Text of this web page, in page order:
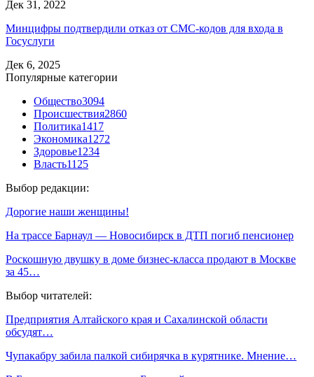
Дек 31, 2022
Минцифры подтвердили отказ от СМС-кодов для входа в
Госуслуги
Дек 6, 2025
Популярные категории
Общество3094
Происшествия2860
Политика1417
Экономика1272
Здоровье1234
Власть1125
Выбор редакции:
Дорогие наши женщины!
На трассе Барнаул — Новосибирск в ДТП погиб пенсионер
Роскошную двушку в доме бизнес-класса продают в Москве
за 45…
Выбор читателей:
Предприятия Алтайского края и Сахалинской области
обсудят…
Чупакабру забила палкой сибирячка в курятнике. Мнение…